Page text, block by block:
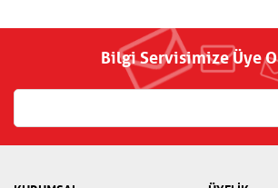
Bilgi Servisimize Üye